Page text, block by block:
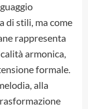
di stili, ma come
rappresenta
armonica,
formale.
alla